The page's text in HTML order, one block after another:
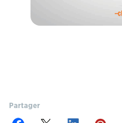
Partager